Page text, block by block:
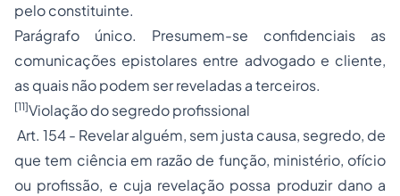
pelo constituinte.
Parágrafo único. Presumem-se confidenciais as
comunicações epistolares entre advogado e cliente,
as quais não podem ser reveladas a terceiros.
[11]Violação do segredo profissional
Art. 154 - Revelar alguém, sem justa causa, segredo, de
que tem ciência em razão de função, ministério, ofício
ou profissão, e cuja revelação possa produzir dano a